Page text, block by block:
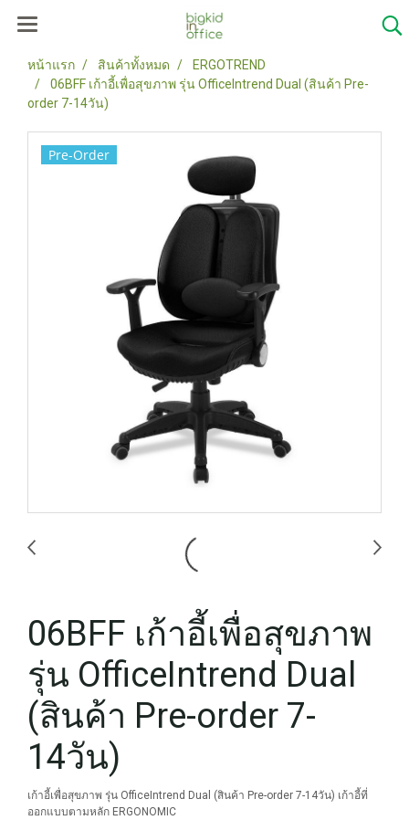
หน้าแรก สินค้าทั้งหมด
ERGOTREND
06BFF เก้าอี้เพื่อสุขภาพ รุ่น OfficeIntrend Dual (สินค้า Pre-
order 7-14วัน)
Pre-Order
06BFF เก้าอี้เพื่อสุขภาพ
รุ่น OfficeIntrend Dual
(สินค้า Pre-order 7-
14วัน)
เก้าอี้เพื่อสุขภาพ รุ่น OfficeIntrend Dual (สินค้า Pre-order 7-14วัน) เก้าอี้ที่
ออกแบบตามหลัก ERGONOMIC